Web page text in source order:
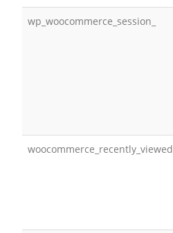
wp_woocommerce_session_
woocommerce_recently_viewed